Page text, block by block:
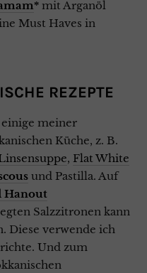
* mit Arganöl
Must Haves in
REZEPTE
meiner
Küche, z. B.
, Flat White
und Pastilla. Auf
Hanout
Salzzitronen kann
Diese verwende ich
Und zum